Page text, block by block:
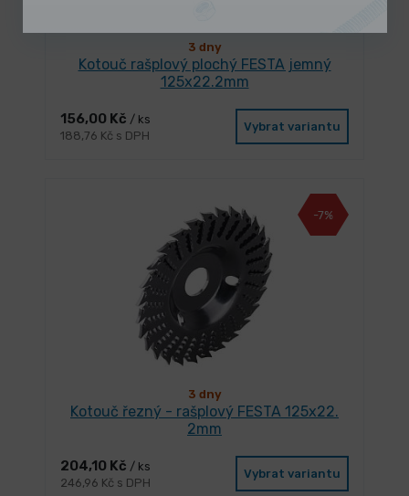
3 dny
Kotouč rašplový plochý FESTA jemný
125x22.2mm
156,00 Kč / ks
188,76 Kč s DPH
Vybrat variantu
-7%
3 dny
Kotouč řezný - rašplový FESTA 125x22.
2mm
204,10 Kč / ks
246,96 Kč s DPH
Vybrat variantu